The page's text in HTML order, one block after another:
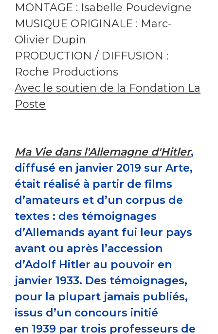
MONTAGE : Isabelle Poudevigne
MUSIQUE ORIGINALE : Marc-
Olivier Dupin
PRODUCTION / DIFFUSION :
Roche Productions
Avec le soutien de la Fondation La
Poste
Ma Vie dans l'Allemagne d'Hitler,
diffusé en janvier 2019 sur Arte,
était réalisé à partir de films
d’amateurs et d’un corpus de
textes : des témoignages
d’Allemands ayant fui leur pays
avant ou après l’accession
d’Adolf Hitler au pouvoir en
janvier 1933. Des témoignages,
pour la plupart jamais publiés,
issus d’un concours initié
en 1939 par trois professeurs de